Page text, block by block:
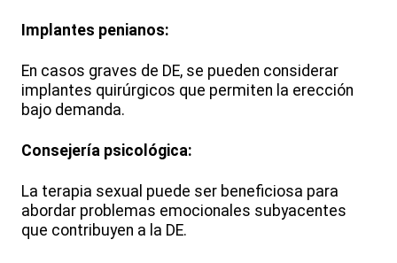
Implantes penianos:
En casos graves de DE, se pueden considerar
implantes quirúrgicos que permiten la erección
bajo demanda.
Consejería psicológica:
La terapia sexual puede ser beneficiosa para
abordar problemas emocionales subyacentes
que contribuyen a la DE.